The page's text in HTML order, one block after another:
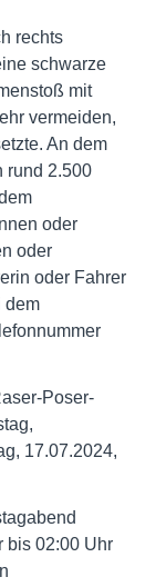
rechts
schwarze
mit
vermeiden,
An dem
rund 2.500
oder
oder
oder Fahrer
dem
Poser-
17.07.2024,
bis 02:00 Uhr